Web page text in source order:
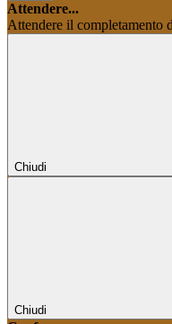
Attendere...
Attendere il completamento
Chiudi
Chiudi